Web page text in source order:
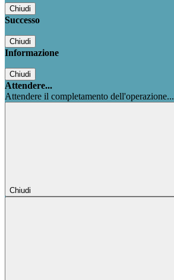
Chiudi
Successo
Chiudi
Informazione
Chiudi
Attendere...
Attendere il completamento dell'operazione...
Chiudi